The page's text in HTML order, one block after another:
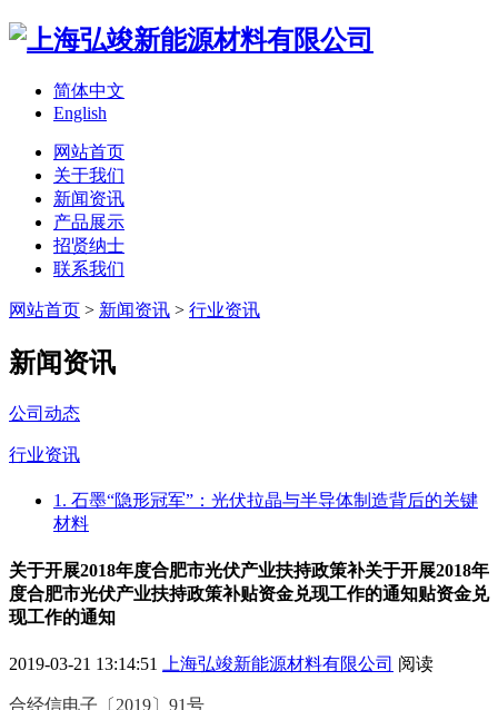
简体中文
English
网站首页
关于我们
新闻资讯
产品展示
招贤纳士
联系我们
网站首页 > 新闻资讯 > 行业资讯
新闻资讯
公司动态
行业资讯
1. 石墨“隐形冠军”：光伏拉晶与半导体制造背后的关键
材料
关于开展2018年度合肥市光伏产业扶持政策补关于开展2018年
度合肥市光伏产业扶持政策补贴资金兑现工作的通知贴资金兑
现工作的通知
2019-03-21 13:14:51 上海弘竣新能源材料有限公司 阅读
合经信电子〔2019〕91号